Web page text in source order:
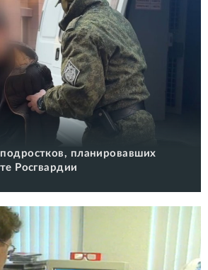
планировавших
Росгвардии